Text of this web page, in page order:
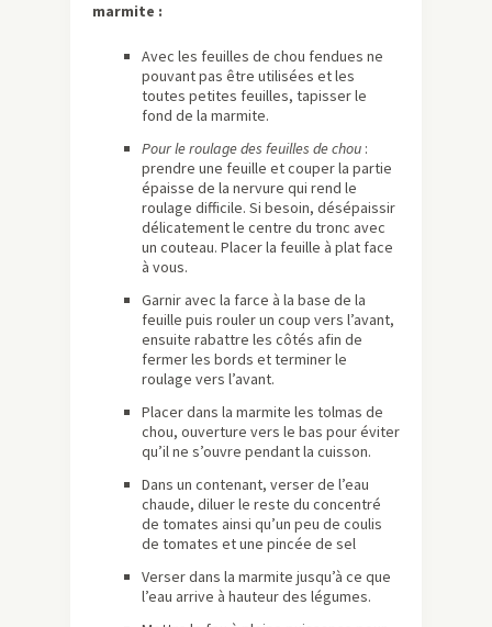
marmite :
Avec les feuilles de chou fendues ne
pouvant pas être utilisées et les
toutes petites feuilles, tapisser le
fond de la marmite.
Pour le roulage des feuilles de chou :
prendre une feuille et couper la partie
épaisse de la nervure qui rend le
roulage difficile. Si besoin, désépaissir
délicatement le centre du tronc avec
un couteau. Placer la feuille à plat face
à vous.
Garnir avec la farce à la base de la
feuille puis rouler un coup vers l’avant,
ensuite rabattre les côtés afin de
fermer les bords et terminer le
roulage vers l’avant.
Placer dans la marmite les tolmas de
chou, ouverture vers le bas pour éviter
qu’il ne s’ouvre pendant la cuisson.
Dans un contenant, verser de l’eau
chaude, diluer le reste du concentré
de tomates ainsi qu’un peu de coulis
de tomates et une pincée de sel
Verser dans la marmite jusqu’à ce que
l’eau arrive à hauteur des légumes.